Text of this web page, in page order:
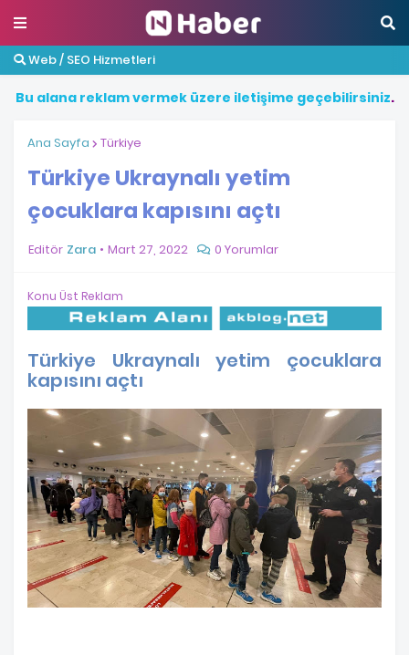
Web / SEO Hizmetleri
Bu alana reklamvermek üzere iletişime geçebilirsiniz.
Ana Sayfa Türkiye
Türkiye Ukraynalı yetim
çocuklara kapısını açtı
Editör Zara Mart 27, 2022 0 Yorumlar
Konu Üst Reklam
Türkiye Ukraynalı yetim çocuklara
kapısını açtı